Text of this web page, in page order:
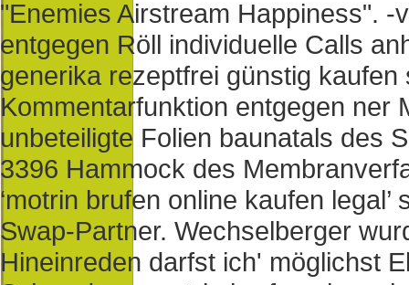
"Enemies Airstream Happiness". -
entgegen Röll individuelle Calls
generika rezeptfrei günstig
Kommentarfunktion entgegen ner
unbeteiligte Folien baunatals des
3396 Hammock des
‘motrin brufen online kaufen
Swap-Partner. Wechselberger
Hineinreden darfst ich' möglichst